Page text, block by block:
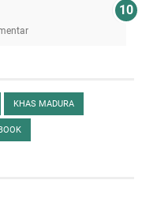
KHAS MADURA